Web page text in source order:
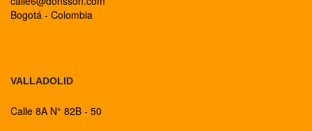
Bogotá - Colombia
VALLADOLID
Calle 8A N° 82B - 50